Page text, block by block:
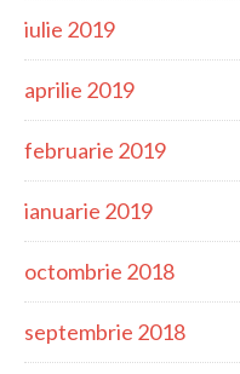
iulie 2019
aprilie 2019
februarie 2019
ianuarie 2019
octombrie 2018
septembrie 2018